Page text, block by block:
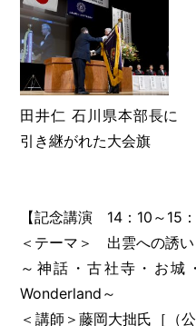
田井仁 石川県本部長に
引き継がれた大会旗
【記念講演 14：10～15：
＜テーマ＞ 出雲への誘い
～神話・古社寺・お城
Wonderland～
＜講師＞藤岡大拙氏［（